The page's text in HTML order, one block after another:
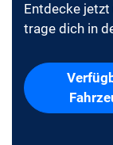
Entdecke
trage dich in